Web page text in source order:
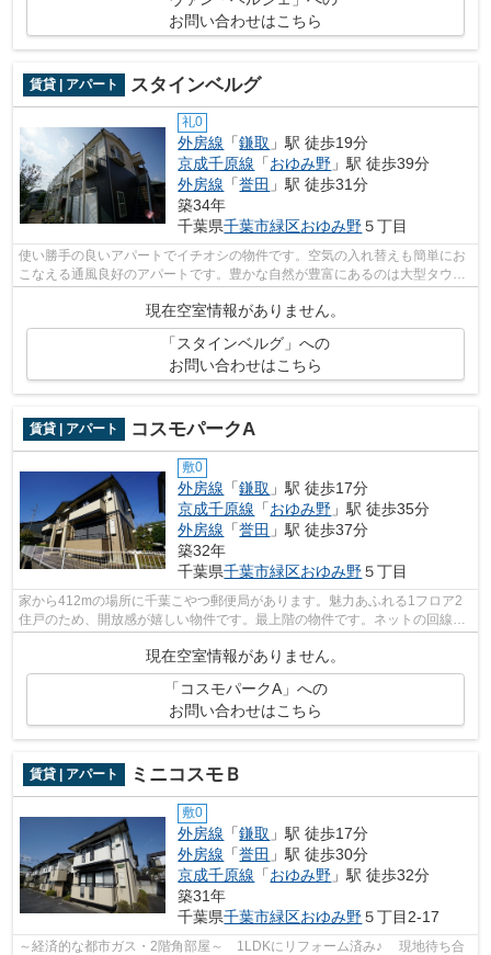
お問い合わせはこちら
賃貸 | アパート スタインベルグ
礼0
外房線 「鎌取 」駅 徒歩19分
京成千原線 「おゆみ野 」駅 徒歩39分
外房線 「誉田 」駅 徒歩31分
築34年
千葉県千葉市緑区おゆみ野５丁目
使い勝手の良いアパートでイチオシの物件です。空気の入れ替えも簡単にお
こなえる通風良好のアパートです。豊かな自然が豊富にあるのは大型タウン
現在空室情報がありません。
「スタインベルグ」への
お問い合わせはこちら
賃貸 | アパート コスモパークA
敷0
外房線 「鎌取 」駅 徒歩17分
京成千原線 「おゆみ野 」駅 徒歩35分
外房線 「誉田 」駅 徒歩37分
築32年
千葉県千葉市緑区おゆみ野５丁目
家から412mの場所に千葉こやつ郵便局があります。魅力あふれる1フロア2
住戸のため、開放感が嬉しい物件です。最上階の物件です。ネットの回線工
現在空室情報がありません。
「コスモパークA」への
お問い合わせはこちら
賃貸 | アパート ミニコスモＢ
敷0
外房線 「鎌取 」駅 徒歩17分
外房線 「誉田 」駅 徒歩30分
京成千原線 「おゆみ野 」駅 徒歩32分
築31年
千葉県千葉市緑区おゆみ野５丁目2-17
～経済的な都市ガス・2階角部屋～ 1LDKにリフォーム済み♪ 現地待ち合